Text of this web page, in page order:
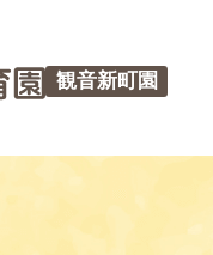
観音新町園